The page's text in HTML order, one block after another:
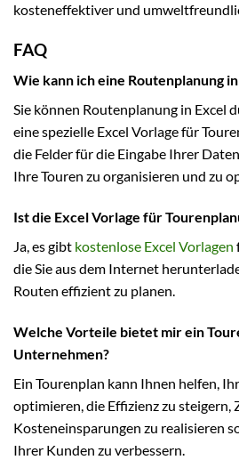
kosteneffektiver und
FAQ
Wie kann ich eine Routenplanung
Sie können Routenplanung in Excel
eine spezielle Excel Vorlage für
die Felder für die Eingabe Ihrer
Ihre Touren zu organisieren und zu
Ist die Excel Vorlage für
Ja, es gibt kostenlose Excel Vorlagen
die Sie aus dem Internet
Routen effizient zu planen.
Welche Vorteile bietet mir ein
Unternehmen?
Ein Tourenplan kann Ihnen helfen,
optimieren, die Effizienz zu steigern,
Kosteneinsparungen zu realisieren
Ihrer Kunden zu verbessern.